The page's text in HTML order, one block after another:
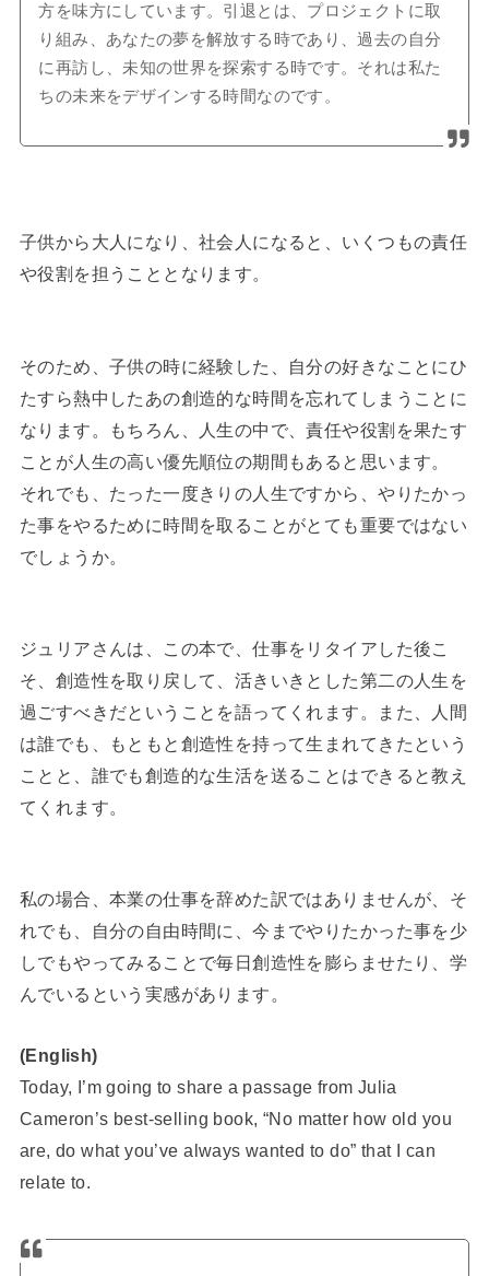
方を味方にしています。引退とは、プロジェクトに取
り組み、あなたの夢を解放する時であり、過去の自分
に再訪し、未知の世界を探索する時です。それは私た
ちの未来をデザインする時間なのです。
子供から大人になり、社会人になると、いくつもの責任
や役割を担うこととなります。
そのため、子供の時に経験した、自分の好きなことにひ
たすら熱中したあの創造的な時間を忘れてしまうことに
なります。もちろん、人生の中で、責任や役割を果たす
ことが人生の高い優先順位の期間もあると思います。
それでも、たった一度きりの人生ですから、やりたかっ
た事をやるために時間を取ることがとても重要ではない
でしょうか。
ジュリアさんは、この本で、仕事をリタイアした後こ
そ、創造性を取り戻して、活きいきとした第二の人生を
過ごすべきだということを語ってくれます。また、人間
は誰でも、もともと創造性を持って生まれてきたという
ことと、誰でも創造的な生活を送ることはできると教え
てくれます。
私の場合、本業の仕事を辞めた訳ではありませんが、そ
れでも、自分の自由時間に、今までやりたかった事を少
しでもやってみることで毎日創造性を膨らませたり、学
んでいるという実感があります。
(English)
Today, I’m going to share a passage from Julia
Cameron’s best-selling book, “No matter how old you
are, do what you’ve always wanted to do” that I can
relate to.